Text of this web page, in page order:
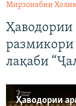
Мирзонабии
Ҳаводории
лақаби